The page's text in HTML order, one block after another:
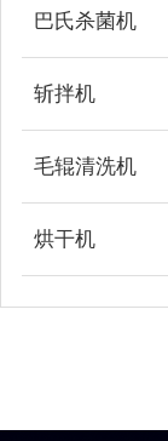
巴氏杀菌机
斩拌机
毛辊清洗机
烘干机